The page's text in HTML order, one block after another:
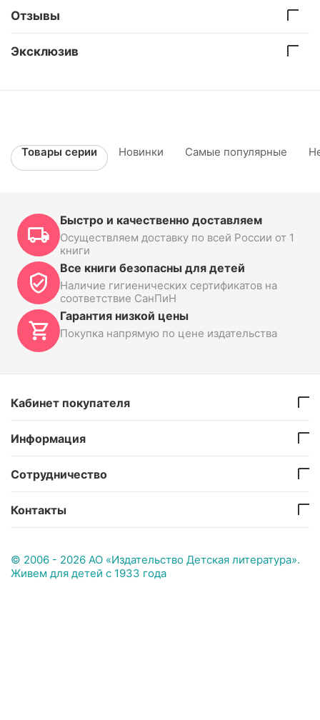
Отзывы
Эксклюзив
Товары серии Новинки Самые популярные
Быстро и качественно доставляем
Осуществляем доставку по всей России от 1
книги
Все книги безопасны для детей
Наличие гигиенических сертификатов на
соответствие СанПиН
Гарантия низкой цены
Покупка напрямую по цене издательства
Кабинет покупателя
Информация
Сотрудничество
Контакты
© 2006 - 2026 АО «Издательство Детская литература».
Живем для детей с 1933 года